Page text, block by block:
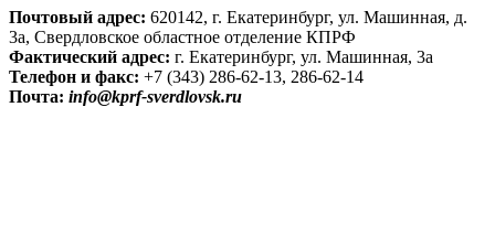
Почтовый адрес: 620142, г. Екатеринбург, ул. Машинная, д.
3а, Свердловское областное отделение КПРФ
Фактический адрес: г. Екатеринбург, ул. Машинная, 3а
Телефон и факс: +7 (343) 286-62-13, 286-62-14
Почта: info@kprf-sverdlovsk.ru